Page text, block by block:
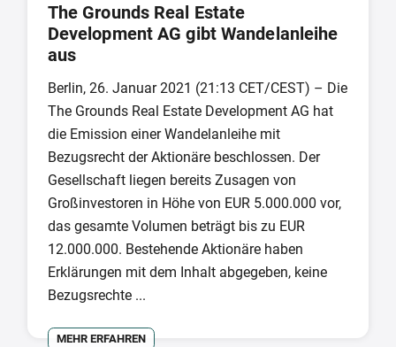
The Grounds Real Estate
Development AG gibt Wandelanleihe
aus
Berlin, 26. Januar 2021 (21:13 CET/CEST) – Die
The Grounds Real Estate Development AG hat
die Emission einer Wandelanleihe mit
Bezugsrecht der Aktionäre beschlossen. Der
Gesellschaft liegen bereits Zusagen von
Großinvestoren in Höhe von EUR 5.000.000 vor,
das gesamte Volumen beträgt bis zu EUR
12.000.000. Bestehende Aktionäre haben
Erklärungen mit dem Inhalt abgegeben, keine
Bezugsrechte ...
MEHR ERFAHREN